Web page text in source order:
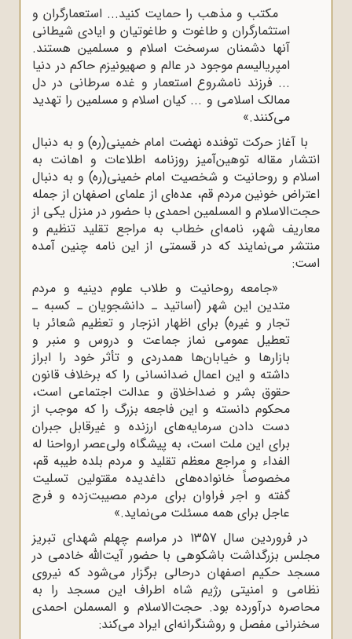
مکتب و مذهب را حمایت کنید... استعمارگران و
استثمارگران و طاغوت و طاغوتیان و ایادی شیطانی
آنها دشمنان سرسخت اسلام و مسلمین هستند.
امپریالیسم موجود در عالم و صهیونیزم حاکم در دنیا
... فرزند نامشروع استعمار و غده سرطانی در دل
ممالک اسلامی و ... کیان اسلام و مسلمین را تهدید
می‌کنند.»
با آغاز حرکت توفنده نهضت امام خمینی(ره) و به دنبال
انتشار مقاله توهین‌آمیز روزنامه اطلاعات و اهانت به
اسلام و روحانیت و شخصیت امام خمینی(ره) و به دنبال
اعتراض خونین مردم قم، عده‌ای از علمای اصفهان از جمله
حجت‌الاسلام و المسلمین احمدی با حضور در منزل یکی از
معاریف شهر، نامه‌ای خطاب به مراجع تقلید تنظیم و
منتشر می‌نمایند که در قسمتی از این نامه چنین آمده
است:
«جامعه روحانیت و طلاب علوم دینیه و مردم
متدین این شهر (اساتید ـ دانشجویان ـ کسبه ـ
تجار و غیره) برای اظهار انزجار و تعظیم شعائر با
تعطیل عمومی نماز جماعت و دروس و منبر و
بازارها و خیابان‌ها همدردی و تأثر خود را ابراز
داشته و این اعمال ضدانسانی را که برخلاف قانون
حقوق بشر و ضداخلاق و عدالت اجتماعی است،
محکوم دانسته و این فاجعه بزرگ را که موجب از
دست دادن سرمایه‌های ارزنده و غیرقابل جبران
برای این ملت است، به پیشگاه ولی‌عصر ارواحنا له
الفداء و مراجع معظم تقلید و مردم بلده طیبه قم،
مخصوصاً خانواده‌های داغدیده مقتولین تسلیت
گفته و اجر فراوان برای مردم مصیبت‌زده و فرج
عاجل برای همه مسئلت می‌نماید.»
در فروردین سال 1357 در مراسم چهلم شهدای تبریز
مجلس بزرگداشت باشکوهی با حضور آیت‌الله خادمی در
مسجد حکیم اصفهان درحالی برگزار می‌شود که نیروی
نظامی و امنیتی رژیم شاه اطراف این مسجد را به
محاصره درآورده بود. حجت‌الاسلام و المسملن احمدی
سخنرانی مفصل و روشنگرانه‌ای ایراد می‌کند: